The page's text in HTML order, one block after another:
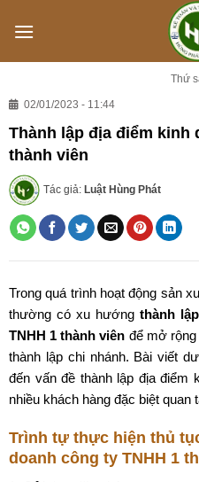
Thứ
02/01/2023 - 11:44
Thành lập địa điểm kinh
thành viên
Tác giả: Luật Hùng Phát
Trong quá trình hoạt động sản
thường có xu hướng thành
TNHH 1 thành viên để mở
thành lập chi nhánh. Bài viết
đến vấn đề thành lập địa điểm
nhiều khách hàng đặc biệt quan
Trình tự thực hiện thủ
doanh công ty TNHH 1